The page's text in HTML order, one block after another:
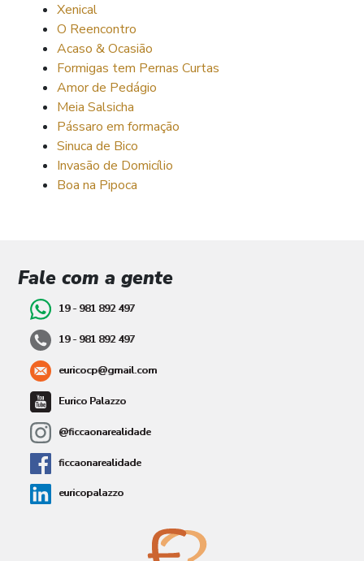
Xenical
O Reencontro
Acaso & Ocasião
Formigas tem Pernas Curtas
Amor de Pedágio
Meia Salsicha
Pássaro em formação
Sinuca de Bico
Invasão de Domicílio
Boa na Pipoca
Fale com a gente
19 - 981 892 497
19 - 981 892 497
euricocp@gmail.com
Eurico Palazzo
@ficcaonarealidade
ficcaonarealidade
euricopalazzo